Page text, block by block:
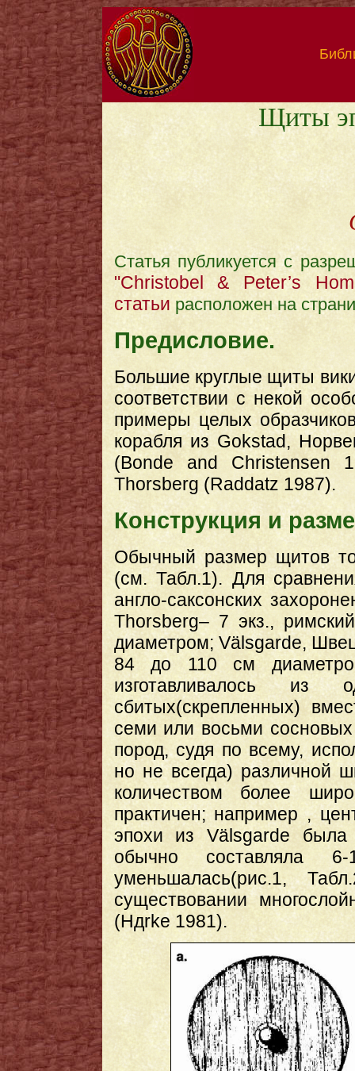
Щиты
Статья публикуется с
"Christobel & Peter’s
статьи расположен на
Предисловие.
Большие круглые щиты
соответствии с некой
примеры целых
корабля из Gokstad,
(Bonde and Christensen
Thorsberg (Raddatz 1987).
Конструкция и
Обычный размер щитов
(см. Табл.1). Для
англо-саксонских
Thorsberg– 7 экз.,
диаметром; Välsgarde,
84 до 110 см
изготавливалось из
сбитых(скрепленных)
семи или восьми
пород, судя по всему,
но не всегда) различной
количеством более
практичен; например ,
эпохи из Välsgarde
обычно
уменьшалась(рис.1,
существовании
(Hдrke 1981).